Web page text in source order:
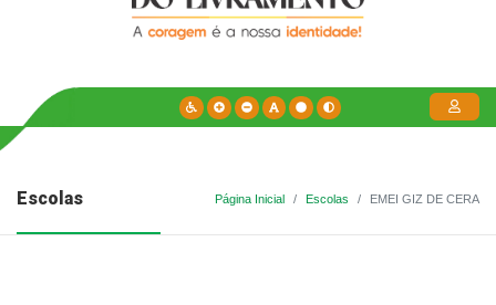
Escolas Página Inicial Escolas EMEI GIZ DE CERA